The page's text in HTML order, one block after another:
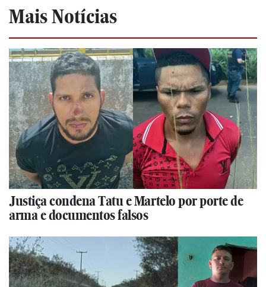
Mais Notícias
Justiça condena Tatu e Martelo por porte de
arma e documentos falsos